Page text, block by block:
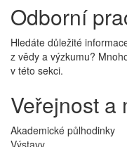
Odborní
Hledáte důležité
z vědy a výzkumu?
v této sekci.
Veřejnost a
Akademické půlhodinky
Výstavy